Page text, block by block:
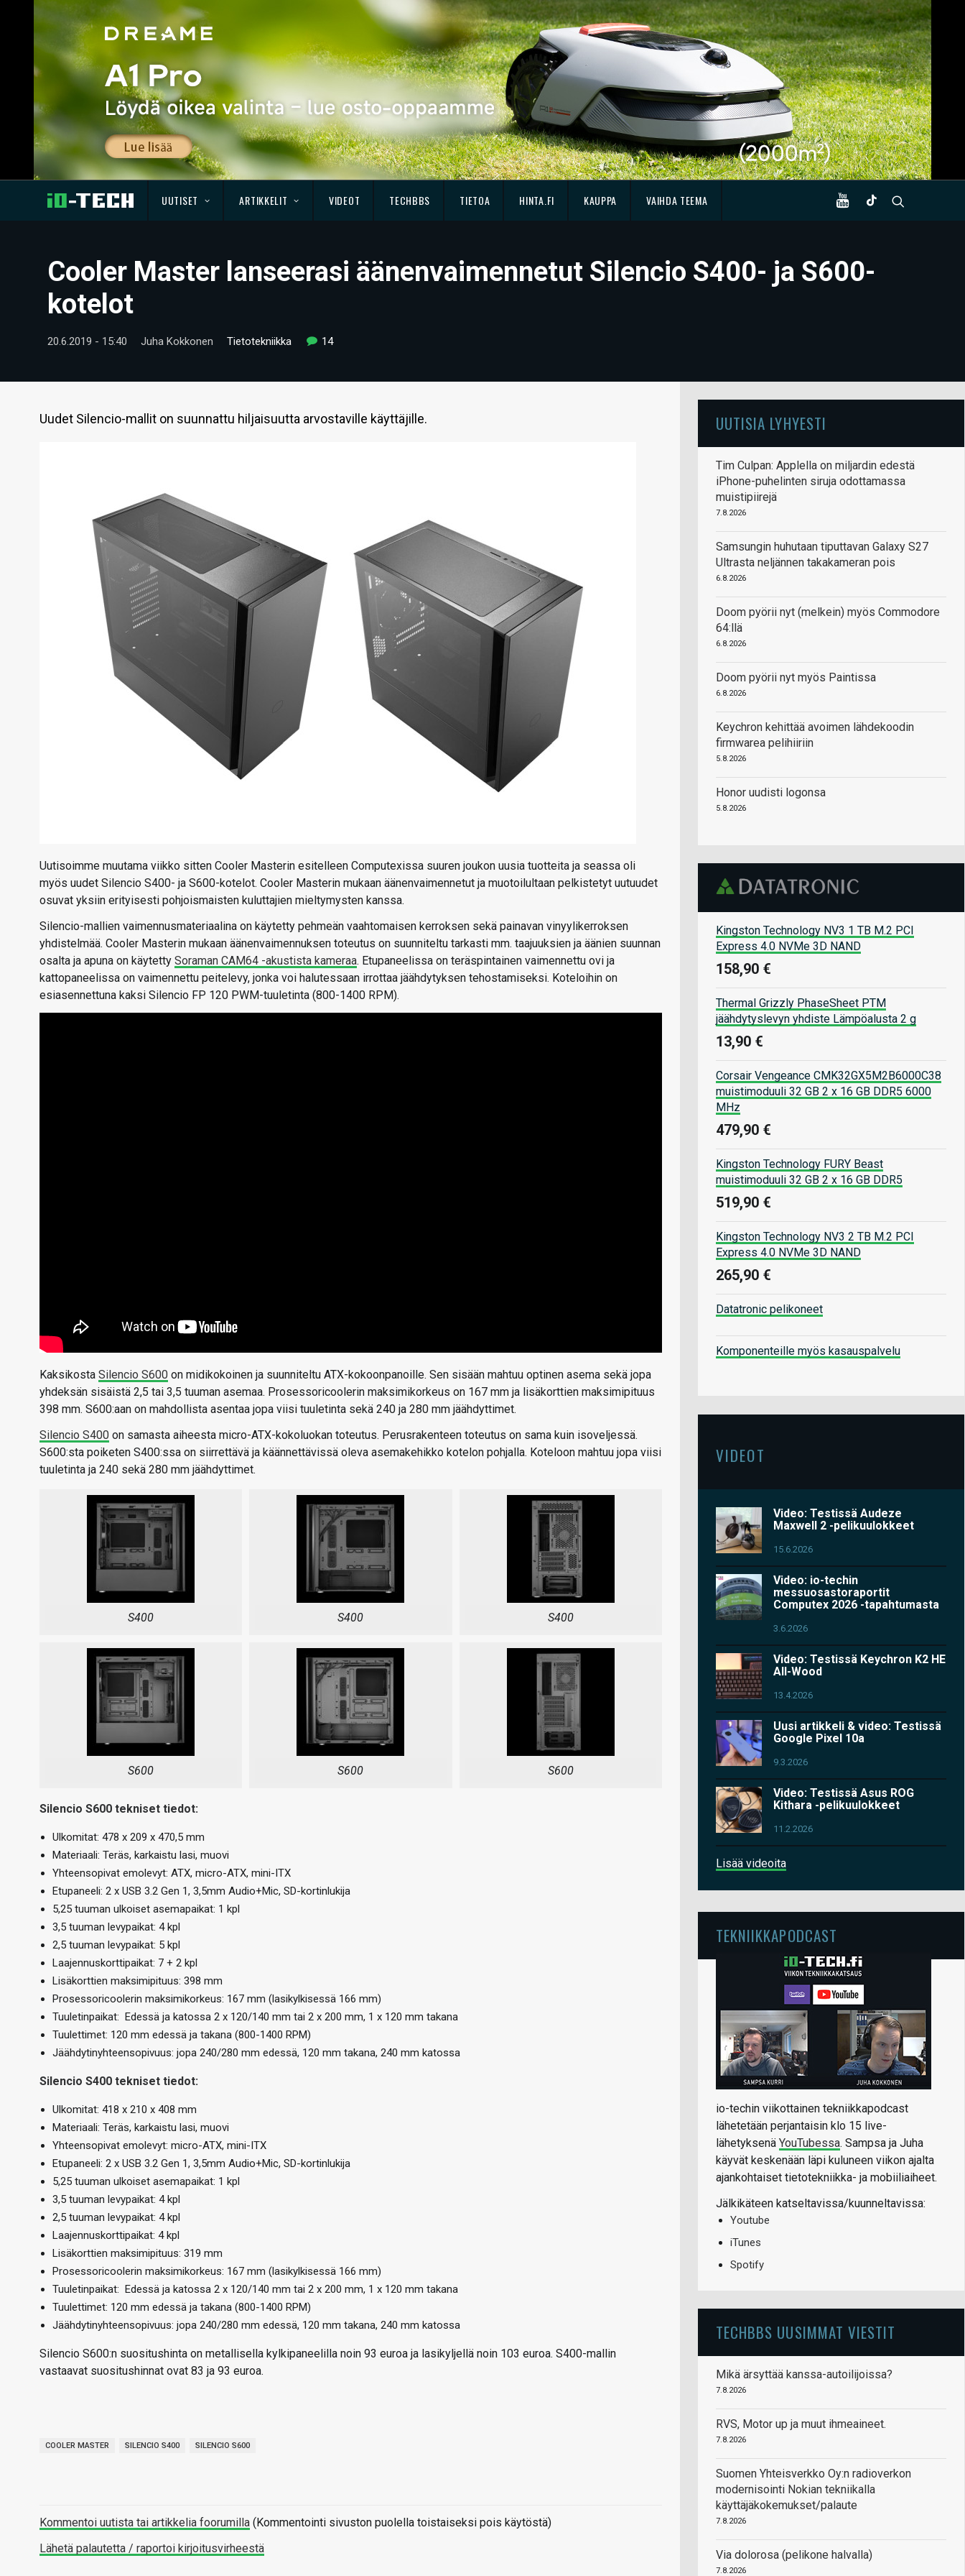
UUTISET ARTIKKELIT VIDEOT TECHBBS TIETOA HINTA.FI KAUPPA VAIHDA TEEMA
Cooler Master lanseerasi äänenvaimennetut Silencio S400- ja S600-
kotelot
20.6.2019 - 15:40 Juha Kokkonen Tietotekniikka 14
Uudet Silencio-mallit on suunnattu hiljaisuutta arvostaville käyttäjille.
Uutisoimme muutama viikko sitten Cooler Masterin esitelleen Computexissa suuren joukon uusia tuotteita ja seassa oli
myös uudet Silencio S400- ja S600-kotelot. Cooler Masterin mukaan äänenvaimennetut ja muotoilultaan pelkistetyt uutuudet
osuvat yksiin erityisesti pohjoismaisten kuluttajien mieltymysten kanssa.
Silencio-mallien vaimennusmateriaalina on käytetty pehmeän vaahtomaisen kerroksen sekä painavan vinyylikerroksen
yhdistelmää. Cooler Masterin mukaan äänenvaimennuksen toteutus on suunniteltu tarkasti mm. taajuuksien ja äänien suunnan
osalta ja apuna on käytetty Soraman CAM64 -akustista kameraa. Etupaneelissa on teräspintainen vaimennettu ovi ja
kattopaneelissa on vaimennettu peitelevy, jonka voi halutessaan irrottaa jäähdytyksen tehostamiseksi. Koteloihin on
esiasennettuna kaksi Silencio FP 120 PWM-tuuletinta (800-1400 RPM).
Kaksikosta Silencio S600 on midikokoinen ja suunniteltu ATX-kokoonpanoille. Sen sisään mahtuu optinen asema sekä jopa
yhdeksän sisäistä 2,5 tai 3,5 tuuman asemaa. Prosessoricoolerin maksimikorkeus on 167 mm ja lisäkorttien maksimipituus
398 mm. S600:aan on mahdollista asentaa jopa viisi tuuletinta sekä 240 ja 280 mm jäähdyttimet.
Silencio S400 on samasta aiheesta micro-ATX-kokoluokan toteutus. Perusrakenteen toteutus on sama kuin isoveljessä.
S600:sta poiketen S400:ssa on siirrettävä ja käännettävissä oleva asemakehikko kotelon pohjalla. Koteloon mahtuu jopa viisi
tuuletinta ja 240 sekä 280 mm jäähdyttimet.
S400 S400 S400
S600 S600 S600
Silencio S600 tekniset tiedot:
Ulkomitat: 478 x 209 x 470,5 mm
Materiaali: Teräs, karkaistu lasi, muovi
Yhteensopivat emolevyt: ATX, micro-ATX, mini-ITX
Etupaneeli: 2 x USB 3.2 Gen 1, 3,5mm Audio+Mic, SD-kortinlukija
5,25 tuuman ulkoiset asemapaikat: 1 kpl
3,5 tuuman levypaikat: 4 kpl
2,5 tuuman levypaikat: 5 kpl
Laajennuskorttipaikat: 7 + 2 kpl
Lisäkorttien maksimipituus: 398 mm
Prosessoricoolerin maksimikorkeus: 167 mm (lasikylkisessä 166 mm)
Tuuletinpaikat: Edessä ja katossa 2 x 120/140 mm tai 2 x 200 mm, 1 x 120 mm takana
Tuulettimet: 120 mm edessä ja takana (800-1400 RPM)
Jäähdytinyhteensopivuus: jopa 240/280 mm edessä, 120 mm takana, 240 mm katossa
Silencio S400 tekniset tiedot:
Ulkomitat: 418 x 210 x 408 mm
Materiaali: Teräs, karkaistu lasi, muovi
Yhteensopivat emolevyt: micro-ATX, mini-ITX
Etupaneeli: 2 x USB 3.2 Gen 1, 3,5mm Audio+Mic, SD-kortinlukija
5,25 tuuman ulkoiset asemapaikat: 1 kpl
3,5 tuuman levypaikat: 4 kpl
2,5 tuuman levypaikat: 4 kpl
Laajennuskorttipaikat: 4 kpl
Lisäkorttien maksimipituus: 319 mm
Prosessoricoolerin maksimikorkeus: 167 mm (lasikylkisessä 166 mm)
Tuuletinpaikat: Edessä ja katossa 2 x 120/140 mm tai 2 x 200 mm, 1 x 120 mm takana
Tuulettimet: 120 mm edessä ja takana (800-1400 RPM)
Jäähdytinyhteensopivuus: jopa 240/280 mm edessä, 120 mm takana, 240 mm katossa
Silencio S600:n suositushinta on metallisella kylkipaneelilla noin 93 euroa ja lasikyljellä noin 103 euroa. S400-mallin
vastaavat suositushinnat ovat 83 ja 93 euroa.
COOLER MASTER SILENCIO S400 SILENCIO S600
Kommentoi uutista tai artikkelia foorumilla (Kommentointi sivuston puolella toistaiseksi pois käytöstä)
Lähetä palautetta / raportoi kirjoitusvirheestä
UUTISIA LYHYESTI
Tim Culpan: Applella on miljardin edestä
iPhone-puhelinten siruja odottamassa
muistipiirejä
7.8.2026
Samsungin huhutaan tiputtavan Galaxy S27
Ultrasta neljännen takakameran pois
6.8.2026
Doom pyörii nyt (melkein) myös Commodore
64:llä
6.8.2026
Doom pyörii nyt myös Paintissa
6.8.2026
Keychron kehittää avoimen lähdekoodin
firmwarea pelihiiriin
5.8.2026
Honor uudisti logonsa
5.8.2026
Kingston Technology NV3 1 TB M.2 PCI
Express 4.0 NVMe 3D NAND
158,90 €
Thermal Grizzly PhaseSheet PTM
jäähdytyslevyn yhdiste Lämpöalusta 2 g
13,90 €
Corsair Vengeance CMK32GX5M2B6000C38
muistimoduuli 32 GB 2 x 16 GB DDR5 6000
MHz
479,90 €
Kingston Technology FURY Beast
muistimoduuli 32 GB 2 x 16 GB DDR5
519,90 €
Kingston Technology NV3 2 TB M.2 PCI
Express 4.0 NVMe 3D NAND
265,90 €
Datatronic pelikoneet
Komponenteille myös kasauspalvelu
VIDEOT
Video: Testissä Audeze
Maxwell 2 -pelikuulokkeet
15.6.2026
Video: io-techin
messuosastoraportit
Computex 2026 -tapahtumasta
3.6.2026
Video: Testissä Keychron K2 HE
All-Wood
13.4.2026
Uusi artikkeli & video: Testissä
Google Pixel 10a
9.3.2026
Video: Testissä Asus ROG
Kithara -pelikuulokkeet
11.2.2026
Lisää videoita
TEKNIIKKAPODCAST
io-techin viikottainen tekniikkapodcast
lähetetään perjantaisin klo 15 live-
lähetyksenä YouTubessa. Sampsa ja Juha
käyvät keskenään läpi kuluneen viikon ajalta
ajankohtaiset tietotekniikka- ja mobiiliaiheet.
Jälkikäteen katseltavissa/kuunneltavissa:
Youtube
iTunes
Spotify
TECHBBS UUSIMMAT VIESTIT
Mikä ärsyttää kanssa-autoilijoissa?
7.8.2026
RVS, Motor up ja muut ihmeaineet.
7.8.2026
Suomen Yhteisverkko Oy:n radioverkon
modernisointi Nokian tekniikalla
käyttäjäkokemukset/palaute
7.8.2026
Via dolorosa (pelikone halvalla)
7.8.2026